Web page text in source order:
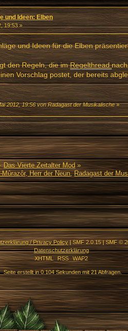
und Ideen: Elben
19:53 »
und Ideen für die Elben
den Regeln, die imRegelthread
Vorschlag postet, der bereits
2012, 19:56 von Radagast der Musikalische»
Das Vierte Zeitalter Mod»
Mûrazôr, Herr der Neun,Radagast der
/ Privacy Policy|SMF 2.0.15|SMF ©
Datenschutzerklärung
XHTML
RSS WAP2
Seite erstellt in 0.104 Sekunden mit 21 Abfragen.